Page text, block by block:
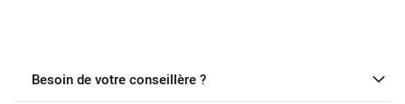
Besoin de votre conseillère ?